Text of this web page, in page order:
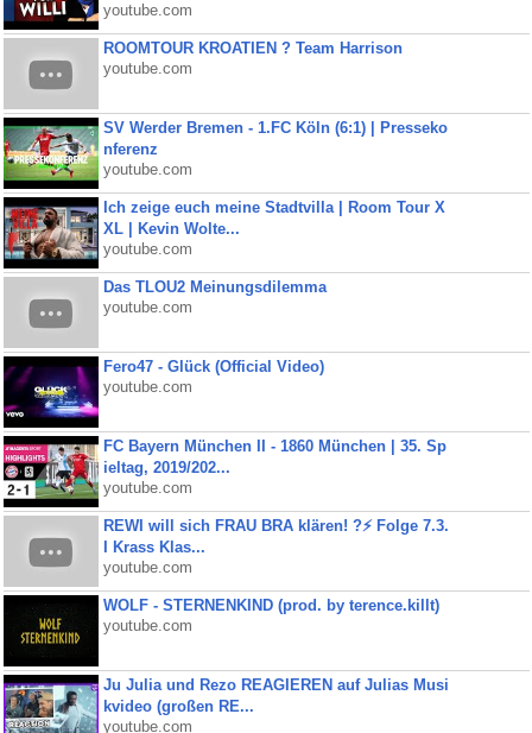
youtube.com
ROOMTOUR KROATIEN ? Team Harrison
youtube.com
SV Werder Bremen - 1.FC Köln (6:1) | Presseko
nferenz
youtube.com
Ich zeige euch meine Stadtvilla | Room Tour X
XL | Kevin Wolte...
youtube.com
Das TLOU2 Meinungsdilemma
youtube.com
Fero47 - Glück (Official Video)
youtube.com
FC Bayern München II - 1860 München | 35. Sp
ieltag, 2019/202...
youtube.com
REWI will sich FRAU BRA klären! ?⚡️ Folge 7.3.
I Krass Klas...
youtube.com
WOLF - STERNENKIND (prod. by terence.killt)
youtube.com
Ju Julia und Rezo REAGIEREN auf Julias Musi
kvideo (großen RE...
youtube.com